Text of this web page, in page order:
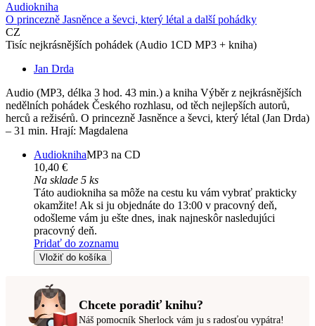
Audiokniha
O princezně Jasněnce a ševci, který létal a další pohádky
CZ
Tisíc nejkrásnějších pohádek (Audio 1CD MP3 + kniha)
Jan Drda
Audio (MP3, délka 3 hod. 43 min.) a kniha Výběr z nejkrásnějších
nedělních pohádek Českého rozhlasu, od těch nejlepších autorů,
herců a režisérů. O princezně Jasněnce a ševci, který létal (Jan Drda)
– 31 min. Hrají: Magdalena
AudioknihaMP3 na CD
10,40 €
Na sklade 5 ks
Táto audiokniha sa môže na cestu ku vám vybrať prakticky
okamžite! Ak si ju objednáte do 13:00 v pracovný deň,
odošleme vám ju ešte dnes, inak najneskôr nasledujúci
pracovný deň.
Pridať do zoznamu
Vložiť do košíka
Chcete poradiť knihu?
Náš pomocník Sherlock vám ju s radosťou vypátra!